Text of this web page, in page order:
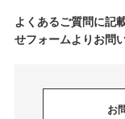
よくあるご質問に記
せフォームよりお問
お